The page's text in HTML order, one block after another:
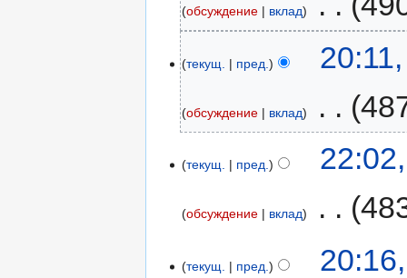
обсуждение вклад
текущ. пред.
обсуждение вклад
текущ. пред.
обсуждение вклад
текущ. пред.